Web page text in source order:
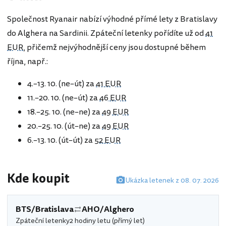
Společnost Ryanair nabízí výhodné přímé lety z Bratislavy
do Alghera na Sardinii. Zpáteční letenky pořídíte už od41
EUR, přičemž nejvýhodnější ceny jsou dostupné během
října, např.:
4.–13. 10. (ne–út) za41 EUR
11.–20. 10. (ne–út) za46 EUR
18.–25. 10. (ne–ne) za49 EUR
20.–25. 10. (út–ne) za49 EUR
6.–13. 10. (út–út) za52 EUR
Kde koupit Ukázka letenek z 08. 07. 2026
BTS/Bratislava AHO/Alghero
Zpáteční letenky2 hodiny letu (přímý let)